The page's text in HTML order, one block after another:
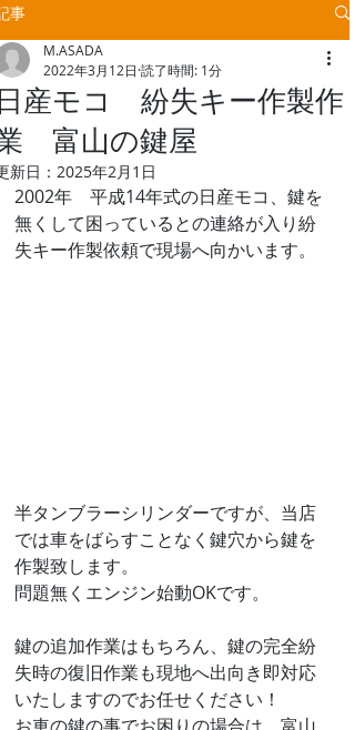
事
産モコ 紛失キー作製作
富山の鍵屋
M.ASADA
2022年3月12日 読了時間: 1分
新日： 2025年2月1日
2002年　平成14年式の日産モコ、鍵を
無くして困っているとの連絡が入り紛
失キー作製依頼で現場へ向かいます。
半タンブラーシリンダーですが、当店
では車をばらすことなく鍵穴から鍵を
作製致します。
問題無くエンジン始動OKです。
鍵の追加作業はもちろん、鍵の完全紛
失時の復旧作業も現地へ出向き即対応
いたしますのでお任せください！